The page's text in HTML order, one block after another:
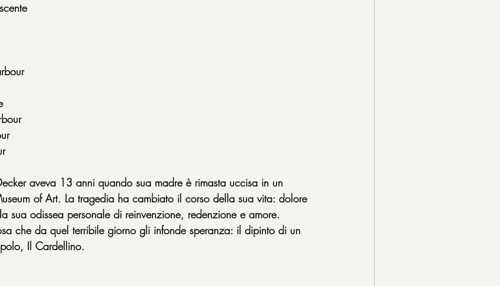
aveva 13 anni quando sua madre è rimasta uccisa in un
of Art. La tragedia ha cambiato il corso della sua vita: dolore
sua odissea personale di reinvenzione, redenzione e amore.
che da quel terribile giorno gli infonde speranza: il dipinto di un
Il Cardellino.